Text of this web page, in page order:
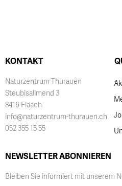
KONTAKT
Naturzentrum Thurauen
Steubisallmend 3
8416 Flaach
info@naturzentrum-thurauen.ch
052 355 15 55
NEWSLETTER ABONNIEREN
Bleiben Sie informiert mit unserem